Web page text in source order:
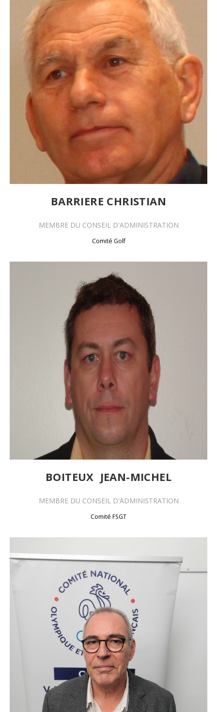
BARRIERE CHRISTIAN
MEMBRE DU CONSEIL D'ADMINISTRATION
Comité Golf
BOITEUX JEAN-MICHEL
MEMBRE DU CONSEIL D'ADMINISTRATION
Comité FSGT